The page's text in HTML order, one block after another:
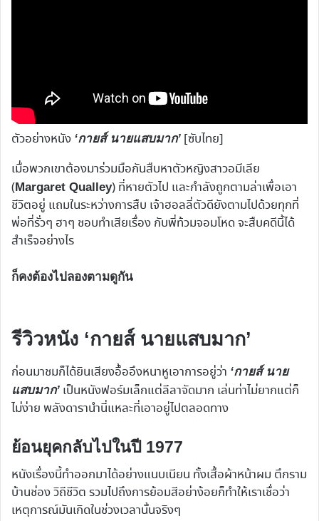
ตัวอย่างหนัง ‘กายส์ นายแสบมาก’ [ซับไทย]
เมื่อพวกเขาต้องมาร่วมมือกันสืบหาตัวหญิงสาวอมีเลีย
(Margaret Qualley) ที่หายตัวไป และกำลังถูกตามล่าเพื่อเอา
ชีวิตอยู่ แถมในระหว่างการสืบ เจ้าฮอลลี่ตัวดียังตามไปด้วยทุกที่
พ่อที่รั่วๆ ฮาๆ ชอบทำเสียเรื่อง กับพี่ท้วมจอมโหด จะสืบคดีนี้ได้
สำเร็จอย่างไร
ก็คงต้องไปลองตามดูกัน
รีวิวหนัง ‘กายส์ นายแสบมาก’
ก่อนมาชมก็ได้ยินเสียงอื้ออึงหนาหูเอาการอยู่ว่า ‘กายส์ นาย
แสบมาก’ เป็นหนังฟอร์มเล็กแต่ลีลาจัดมาก เล่นท่าไม่ยากแต่ก็
ไม่ง่าย พลังดารานำนี่แหละที่เอาอยู่ไปตลอดทาง
ย้อนยุคกลับไปในปี 1977
หนังเรื่องนี้ทำออกมาได้อย่างแนบเนียน ทั้งเสื้อผ้าหน้าผม ตึกราม
บ้านช่อง วิถีชีวิต รวมไปถึงการย้อมสีอย่าง้อยก็ทำให้เราเชื่อว่า
เหตุการณ์มันเกิดในช่วงเวลานั้นจริงๆ